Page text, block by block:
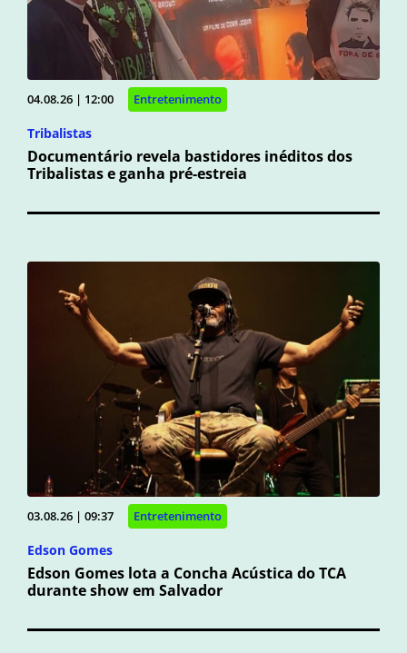
04.08.26 | 12:00 Entretenimento
Tribalistas
Documentário revela bastidores inéditos dos
Tribalistas e ganha pré-estreia
03.08.26 | 09:37 Entretenimento
Edson Gomes
Edson Gomes lota a Concha Acústica do TCA
durante show em Salvador